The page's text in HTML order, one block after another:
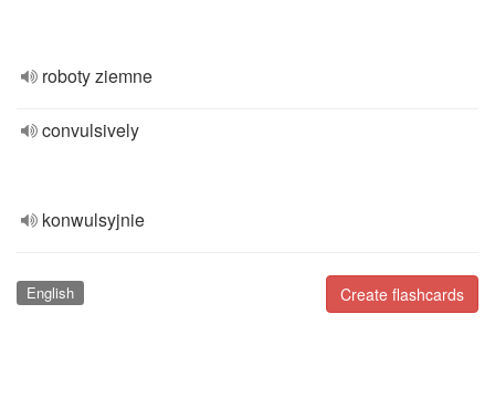
roboty ziemne
convulsively
konwulsyjnie
Create flashcards
English